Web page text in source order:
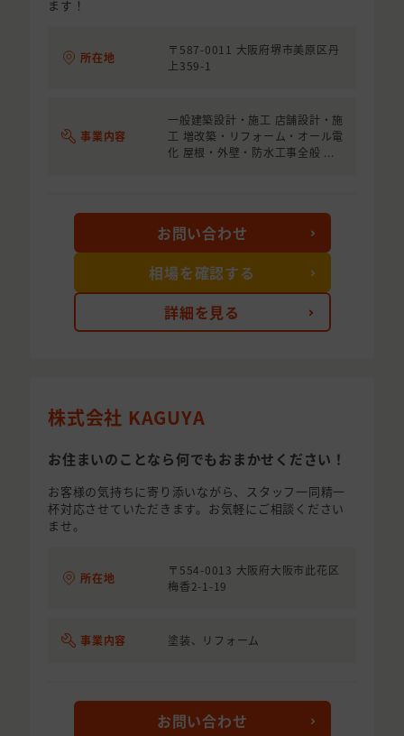
ます！
所在地
〒587-0011 大阪府堺市美原区丹
上359-1
事業内容
一般建築設計・施工 店舗設計・施
工 増改築・リフォーム・オール電
化 屋根・外壁・防水工事全般 ...
詳細を見る
お問い合わせ
相場を確認する
株式会社 KAGUYA
お住まいのことなら何でもおまかせください！
お客様の気持ちに寄り添いながら、スタッフ一同精一
杯対応させていただきます。お気軽にご相談ください
ませ。
所在地
〒554-0013 大阪府大阪市此花区
梅香2-1-19
事業内容 塗装、リフォーム
お問い合わせ